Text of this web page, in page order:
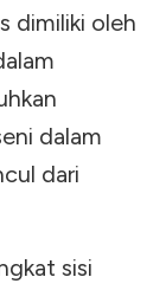
dimiliki oleh
dalam
dari
sisi